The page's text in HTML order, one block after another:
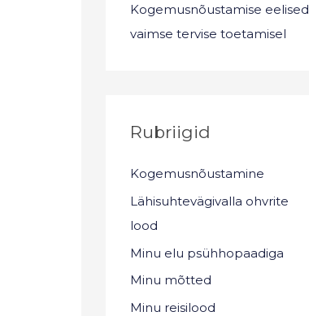
Kogemusnõustamise eelised
vaimse tervise toetamisel
Rubriigid
Kogemusnõustamine
Lähisuhtevägivalla ohvrite
lood
Minu elu psühhopaadiga
Minu mõtted
Minu reisilood